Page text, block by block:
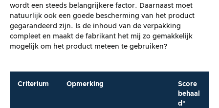
wordt een steeds belangrijkere factor. Daarnaast moet
natuurlijk ook een goede bescherming van het product
gegarandeerd zijn. Is de inhoud van de verpakking
compleet en maakt de fabrikant het mij zo gemakkelijk
mogelijk om het product meteen te gebruiken?
Criterium Opmerking
Score
behaal
d*